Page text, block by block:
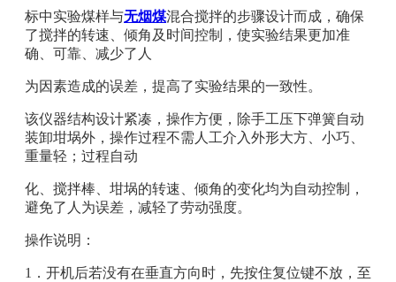
标中实验煤样与无烟煤混合搅拌的步骤设计而成，确保
了搅拌的转速、倾角及时间控制，使实验结果更加准
确、可靠、减少了人
为因素造成的误差，提高了实验结果的一致性。
该仪器结构设计紧凑，操作方便，除手工压下弹簧自动
装卸坩埚外，操作过程不需人工介入外形大方、小巧、
重量轻；过程自动
化、搅拌棒、坩埚的转速、倾角的变化均为自动控制，
避免了人为误差，减轻了劳动强度。
操作说明：
1．开机后若没有在垂直方向时，先按住复位键不放，至